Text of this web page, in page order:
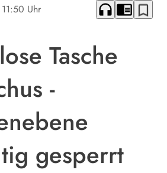
Uhr headphones chrome_reader_mode bookmark_border
Tasche
-
gesperrt